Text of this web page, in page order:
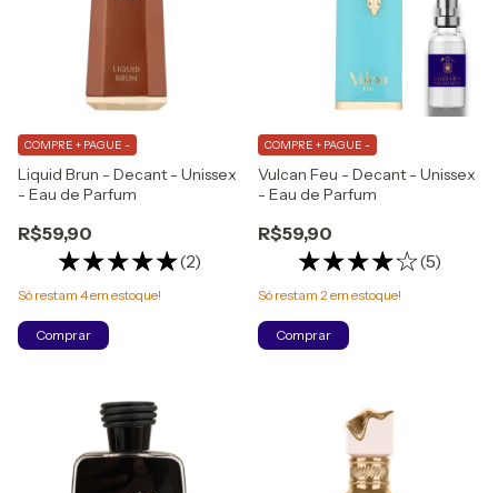
Liquid Brun - Decant - Unissex
- Eau de Parfum
R$59,90
(2)
COMPRE + PAGUE -
Só restam 4em estoque!
Comprar
Vulcan Feu - Decant - Unissex
- Eau de Parfum
R$59,90
(5)
COMPRE + PAGUE -
Só restam 2em estoque!
Comprar